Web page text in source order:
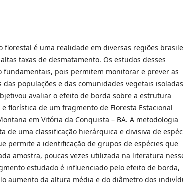
florestal é uma realidade em diversas regiões
taxas de desmatamento. Os estudos desses
fundamentais, pois permitem monitorar e prever as
das populações e das comunidades vegetais
avaliar o efeito de borda sobre a estrutura
e florística de um fragmento de Floresta Estacional
em Vitória da Conquista – BA. A metodologia
de uma classificação hierárquica e divisiva de
permite a identificação de grupos de espécies que
amostra, poucas vezes utilizada na literatura
estudado é influenciado pelo efeito de borda,
aumento da altura média e do diâmetro dos